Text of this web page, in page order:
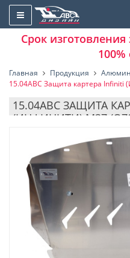
Срок
Главная Продукция
15.04ABC Защита картера
15.04ABC ЗАЩИТА
(ИНФИНИТИ) M37